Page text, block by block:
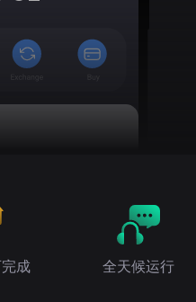
成 全天候运行